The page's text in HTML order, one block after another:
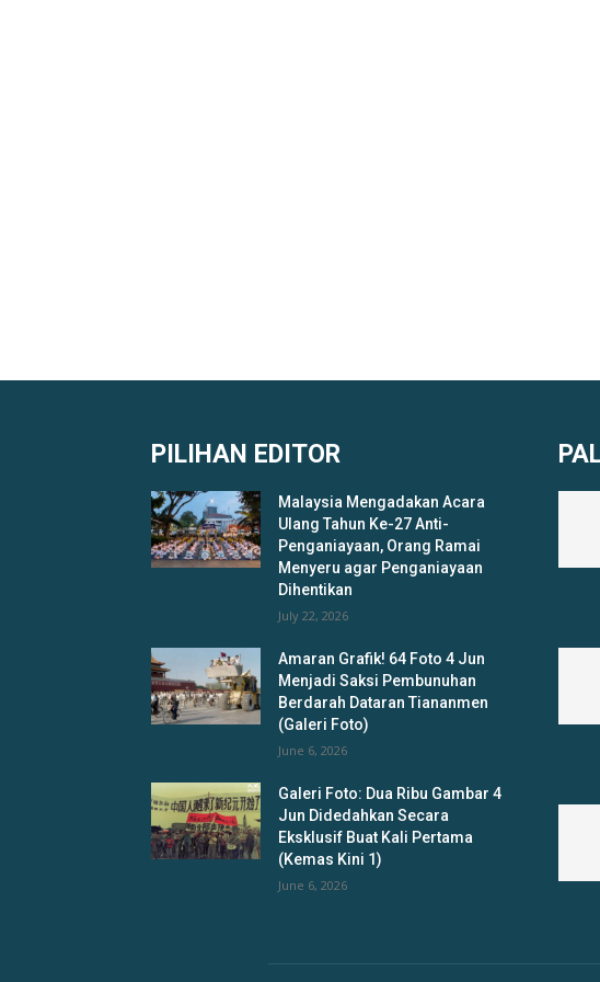
PILIHAN EDITOR
Malaysia Mengadakan Acara
Ulang Tahun Ke-27 Anti-
Penganiayaan, Orang Ramai
Menyeru agar Penganiayaan
Dihentikan
July 22, 2026
Amaran Grafik! 64 Foto 4 Jun
Menjadi Saksi Pembunuhan
Berdarah Dataran Tiananmen
(Galeri Foto)
June 6, 2026
Galeri Foto: Dua Ribu Gambar 4
Jun Didedahkan Secara
Eksklusif Buat Kali Pertama
(Kemas Kini 1)
June 6, 2026